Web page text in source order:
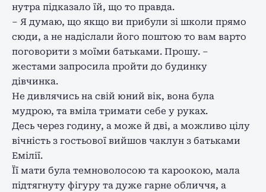
нутра підказало їй, що то правда.
– Я думаю, що якщо ви прибули зі школи прямо
сюди, а не надіслали його поштою то вам варто
поговорити з моїми батьками. Прошу. –
жестами запросила пройти до будинку
дівчинка.
Не дивлячись на свій юний вік, вона була
мудрою, та вміла тримати себе у руках.
Десь через годину, а може й дві, а можливо цілу
вічність з гостьової вийшов чаклун з батьками
Емілії.
Її мати була темноволосою та кароокою, мала
підтягнуту фігуру та дуже гарне обличчя, а